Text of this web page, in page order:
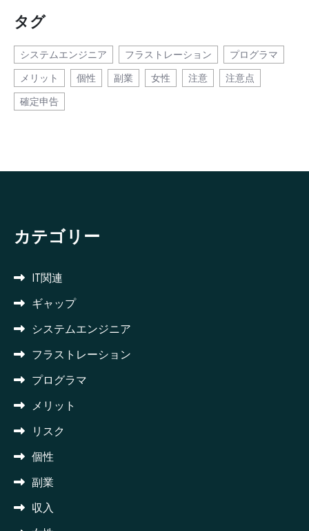
タグ
システムエンジニア フラストレーション
プログラマ
メリット
個性 副業 女性 注意
注意点
確定申告
カテゴリー
IT関連
ギャップ
システムエンジニア
フラストレーション
プログラマ
メリット
リスク
個性
副業
収入